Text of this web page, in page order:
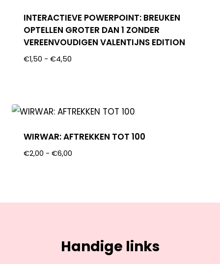
INTERACTIEVE POWERPOINT: BREUKEN
OPTELLEN GROTER DAN 1 ZONDER
VEREENVOUDIGEN VALENTIJNS EDITION
€1,50 - €4,50
WIRWAR: AFTREKKEN TOT 100
€2,00 - €6,00
Handige links